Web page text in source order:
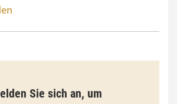
Sie sich an, um